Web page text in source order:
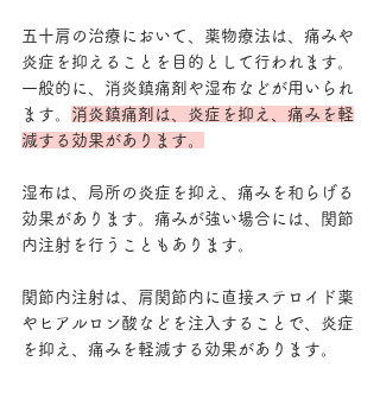
五十肩の治療において、薬物療法は、痛みや
炎症を抑えることを目的として行われます。
一般的に、消炎鎮痛剤や湿布などが用いられ
ます。 消炎鎮痛剤は、炎症を抑え、痛みを軽
減する効果があります。
湿布は、局所の炎症を抑え、痛みを和らげる
効果があります。痛みが強い場合には、関節
内注射を行うこともあります。
関節内注射は、肩関節内に直接ステロイド薬
やヒアルロン酸などを注入することで、炎症
を抑え、痛みを軽減する効果があります。